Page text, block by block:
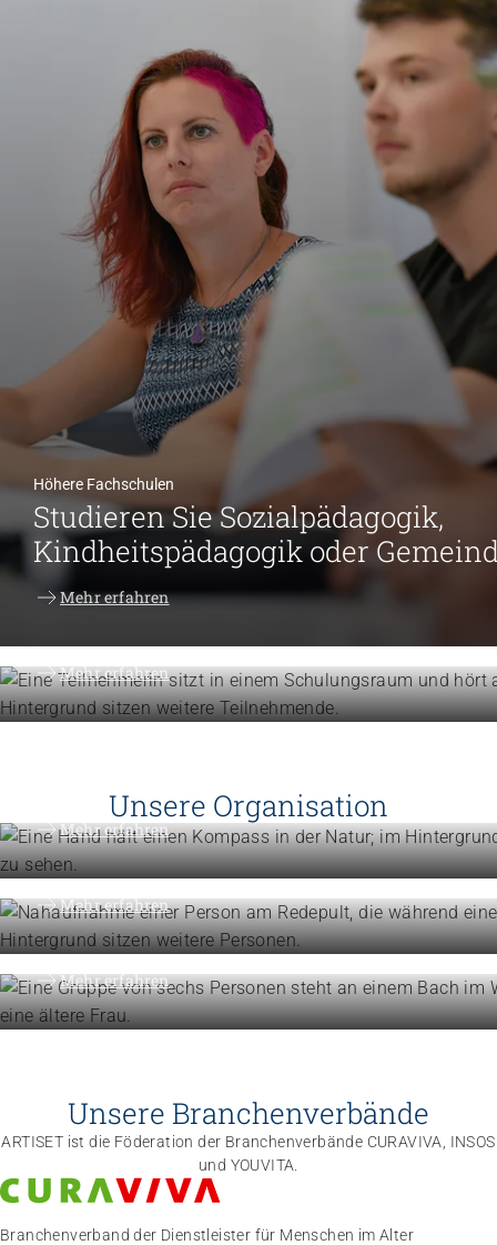
Höhere Fachschulen
Studieren Sie Sozialpädagogik,
Kindheitspädagogik oder
Mehr erfahren
Weiterbildung
Mehr erfahren
Unsere Organisation
Mehr erfahren
Engagement
Politik und Positionen
Mehr erfahren
Organisation
Die Föderation im Überblick
Mehr erfahren
Unsere Branchenverbände
ARTISET ist die Föderation der Branchenverbände CURAVIVA, INSOS
und YOUVITA.
Branchenverband der Dienstleister für Menschen im Alter